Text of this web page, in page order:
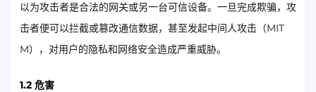
以为攻击者是合法的网关或另一台可信设备。一旦完成欺骗，攻
击者便可以拦截或篡改通信数据，甚至发起中间人攻击（MIT
M），对用户的隐私和网络安全造成严重威胁。
1.2 危害